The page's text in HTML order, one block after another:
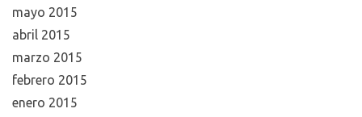
mayo 2015
abril 2015
marzo 2015
febrero 2015
enero 2015